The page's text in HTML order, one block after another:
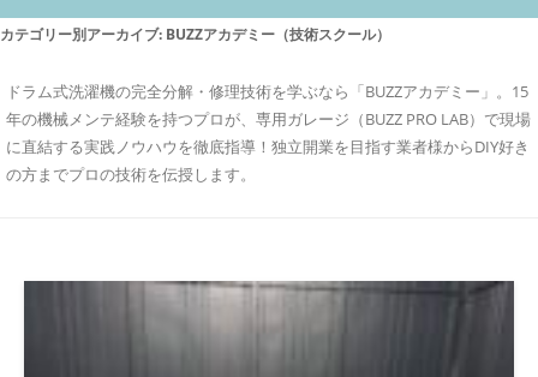
カテゴリー別アーカイブ: BUZZアカデミー（技術スクール）
ドラム式洗濯機の完全分解・修理技術を学ぶなら「BUZZアカデミー」。15
年の機械メンテ経験を持つプロが、専用ガレージ（BUZZ PRO LAB）で現場
に直結する実践ノウハウを徹底指導！独立開業を目指す業者様からDIY好き
の方までプロの技術を伝授します。